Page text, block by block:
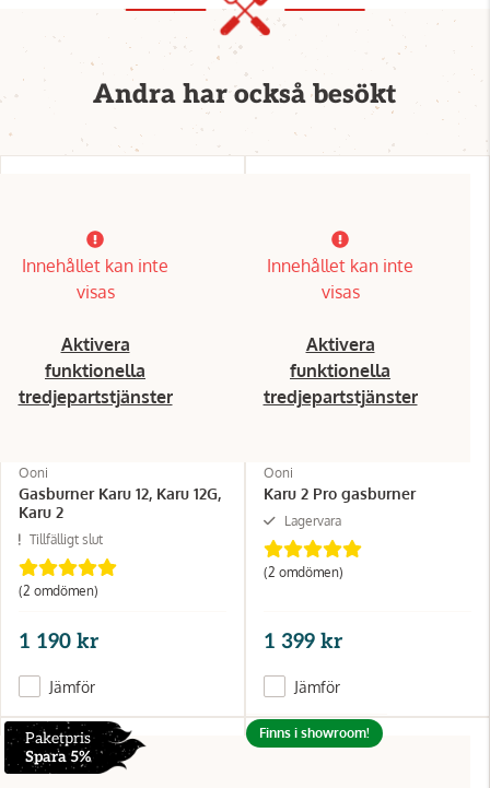
Andra har också besökt
Innehållet kan inte
visas
Aktivera
funktionella
tredjepartstjänster
Ooni
Gasburner Karu 12, Karu 12G,
Karu 2
Tillfälligt slut
(2 omdömen)
1 190 kr
Jämför
Innehållet kan inte
visas
Aktivera
funktionella
tredjepartstjänster
Ooni
Karu 2 Pro gasburner
Lagervara
(2 omdömen)
1 399 kr
Jämför
Paketpris
Spara 5%
Finns i showroom!